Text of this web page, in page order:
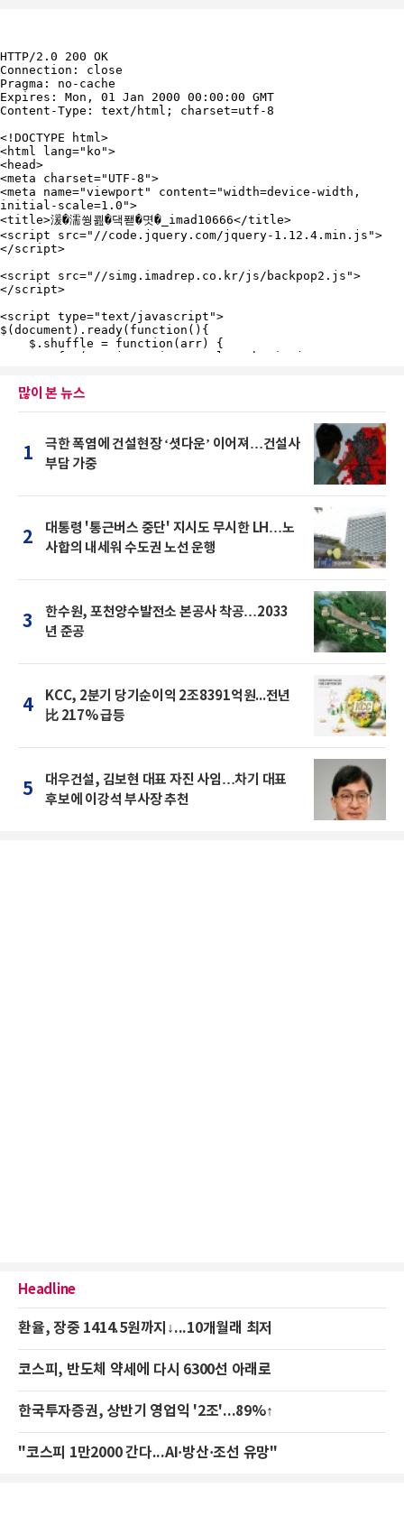
많이 본 뉴스
1
극한 폭염에 건설현장 ‘셧다운’ 이어져…건설사
부담 가중
2
대통령 '통근버스 중단' 지시도 무시한 LH…노
사합의 내세워 수도권 노선 운행
3
한수원, 포천양수발전소 본공사 착공…2033
년 준공
4
KCC, 2분기 당기순이익 2조8391억원...전년
比 217% 급등
5
대우건설, 김보현 대표 자진 사임…차기 대표
후보에 이강석 부사장 추천
Headline
환율, 장중 1414.5원까지↓...10개월래 최저
코스피, 반도체 약세에 다시 6300선 아래로
한국투자증권, 상반기 영업익 '2조'...89%↑
"코스피 1만2000 간다...AI·방산·조선 유망"